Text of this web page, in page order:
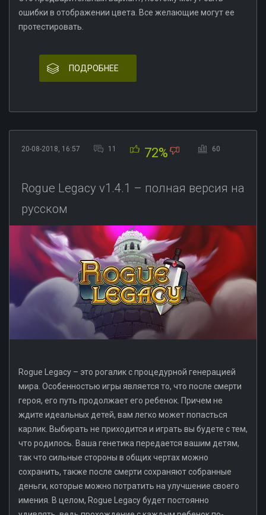
ошибки в отображении цвета. Все желающие могут ее
протестировать.
ПОДРОБНЕЕ
20-08-2018, 16:57 11 72% 60
Rogue Legacy v1.4.1 – полная версия на
русском
Rogue Legacy – это рогалик с процедурной генерацией
мира. Особенностью игры является то, что после смерти
героя, его путь продолжает его ребенок. Причем не
ждите идеальных детей, вам легко может попасться
карлик. Выбирать не приходится и играть вы будете с тем,
что родилось. Ваша генетика передается вашим детям,
так что сильные стороны в общих чертах можно
сохранить, также после смерти сохраняют собранные
деньги, которые можно потратить на улучшение своего
имения. В целом, Rogue Legacy будет постоянно